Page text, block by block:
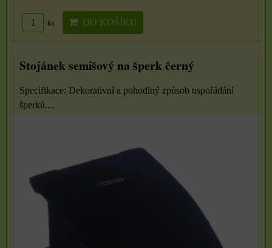
ks DO KOŠÍKU
Stojánek semišový na šperk černý
Specifikace: Dekorativní a pohodlný způsob uspořádání
šperků....